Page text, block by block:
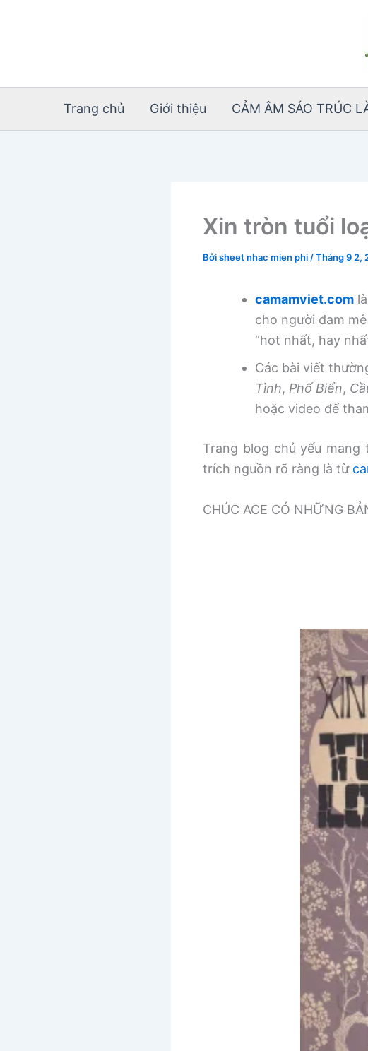
Trang chủ Giới thiệu CẢM ÂM SÁO TRÚC
Xin tròn tuổi
Bởisheet nhac mien phi /Tháng 9 2,
camamviet.com
cho người đam
“hot nhất, hay
Các bài viết
Tình, Phố Biển,
hoặc video để
Trang blog chủ yếu
trích nguồn rõ ràng là từ
CHÚC ACE CÓ NHỮNG